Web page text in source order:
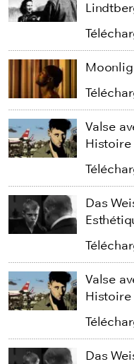
Valse
Histoire
Das
Valse
Histoire
Das